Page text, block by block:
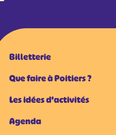
Billetterie
Que faire à Poitiers ?
Les idées d'activités
Agenda